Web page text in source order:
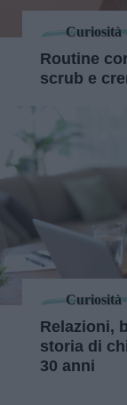
Curiosità
Routine
scrub e
Curiosità
Relazioni,
storia di
30 anni